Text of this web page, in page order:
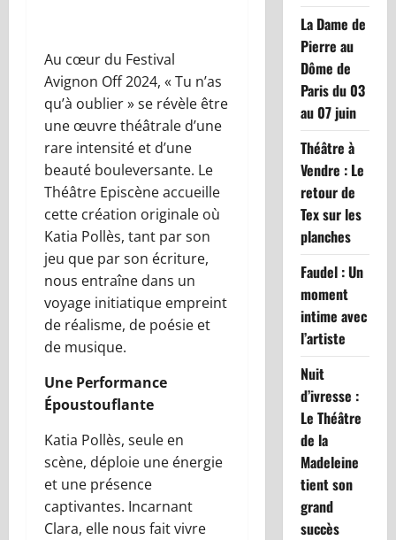
Au cœur du Festival
Avignon Off 2024, « Tu n’as
qu’à oublier » se révèle être
une œuvre théâtrale d’une
rare intensité et d’une
beauté bouleversante. Le
Théâtre Episcène accueille
cette création originale où
Katia Pollès, tant par son
jeu que par son écriture,
nous entraîne dans un
voyage initiatique empreint
de réalisme, de poésie et
de musique.
Une Performance
Époustouflante
Katia Pollès, seule en
scène, déploie une énergie
et une présence
captivantes. Incarnant
Clara, elle nous fait vivre
La Dame de
Pierre au
Dôme de
Paris du 03
au 07 juin
Théâtre à
Vendre : Le
retour de
Tex sur les
planches
Faudel : Un
moment
intime avec
l’artiste
Nuit
d’ivresse :
Le Théâtre
de la
Madeleine
tient son
grand
succès